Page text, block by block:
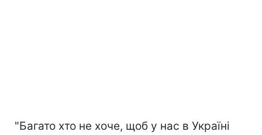
"Багато хто не хоче, щоб у нас в Україні